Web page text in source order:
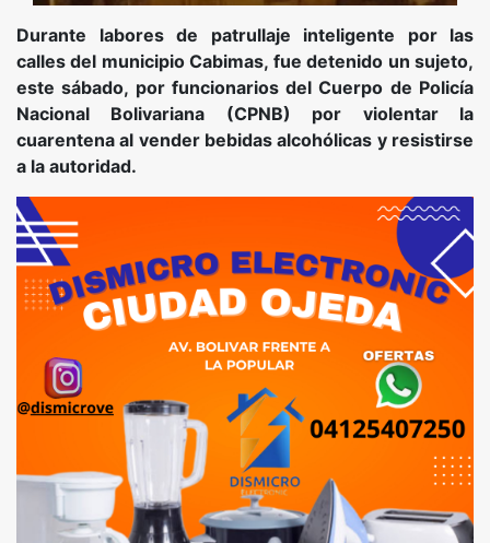
Durante labores de patrullaje inteligente por las
calles del municipio Cabimas, fue detenido un sujeto,
este sábado, por funcionarios del Cuerpo de Policía
Nacional Bolivariana (CPNB) por violentar la
cuarentena al vender bebidas alcohólicas y resistirse
a la autoridad.